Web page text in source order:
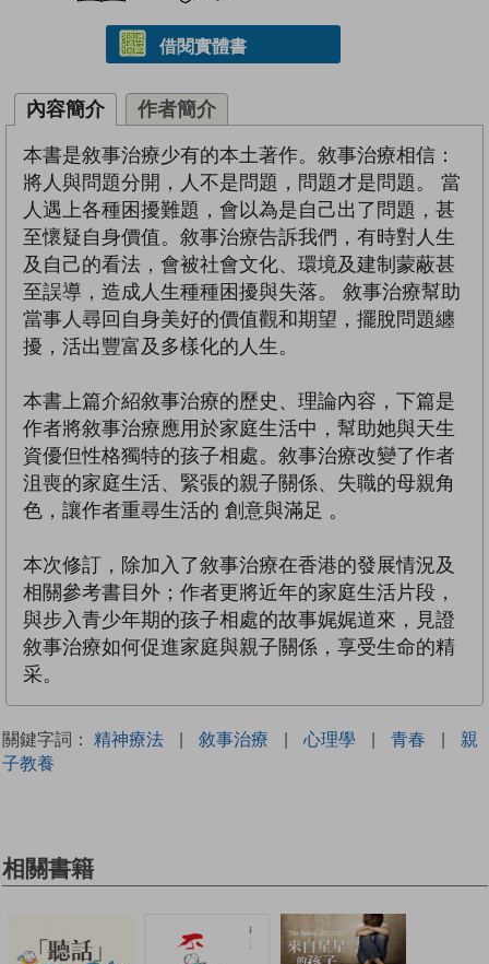
借閱實體書
內容簡介 作者簡介
本書是敘事治療少有的本土著作。敘事治療相信：
將人與問題分開，人不是問題，問題才是問題。 當
人遇上各種困擾難題，會以為是自己出了問題，甚
至懷疑自身價值。敘事治療告訴我們，有時對人生
及自己的看法，會被社會文化、環境及建制蒙蔽甚
至誤導，造成人生種種困擾與失落。 敘事治療幫助
當事人尋回自身美好的價值觀和期望，擺脫問題纏
擾，活出豐富及多樣化的人生。
本書上篇介紹敘事治療的歷史、理論內容，下篇是
作者將敘事治療應用於家庭生活中，幫助她與天生
資優但性格獨特的孩子相處。敘事治療改變了作者
沮喪的家庭生活、緊張的親子關係、失職的母親角
色，讓作者重尋生活的 創意與滿足 。
本次修訂，除加入了敘事治療在香港的發展情況及
相關參考書目外；作者更將近年的家庭生活片段，
與步入青少年期的孩子相處的故事娓娓道來，見證
敘事治療如何促進家庭與親子關係，享受生命的精
采。
關鍵字詞： 精神療法 | 敘事治療 | 心理學 | 青春 |
親
子教養
相關書籍